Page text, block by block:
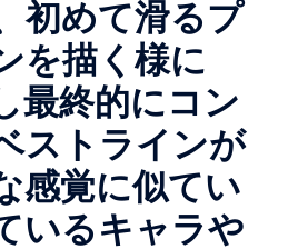
初めて滑るプ
を描く様に
最終的にコン
ストラインが
感覚に似てい
いるキャラや